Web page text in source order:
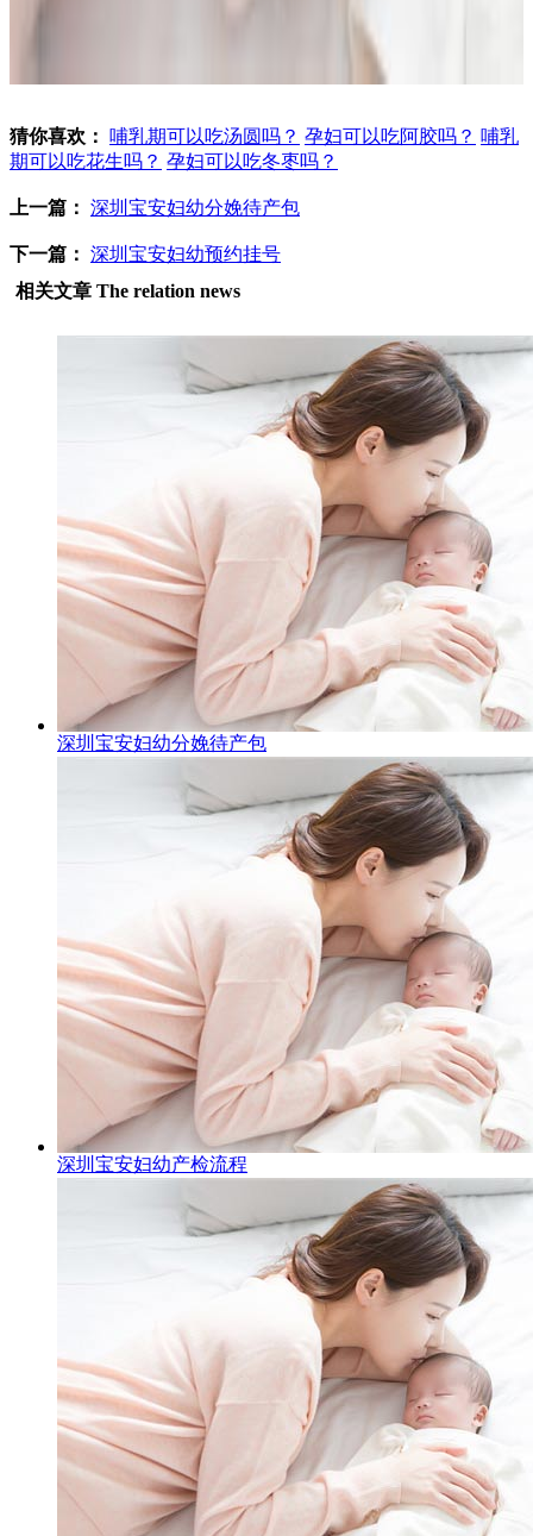
猜你喜欢： 哺乳期可以吃汤圆吗？ 孕妇可以吃阿胶吗？ 哺乳
期可以吃花生吗？ 孕妇可以吃冬枣吗？
上一篇： 深圳宝安妇幼分娩待产包
下一篇： 深圳宝安妇幼预约挂号
相关文章 The relation news
深圳宝安妇幼分娩待产包
深圳宝安妇幼产检流程